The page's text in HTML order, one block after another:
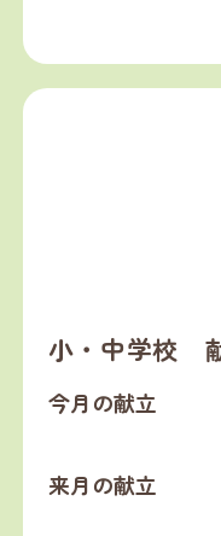
小・中学校
今月の献立
来月の献立